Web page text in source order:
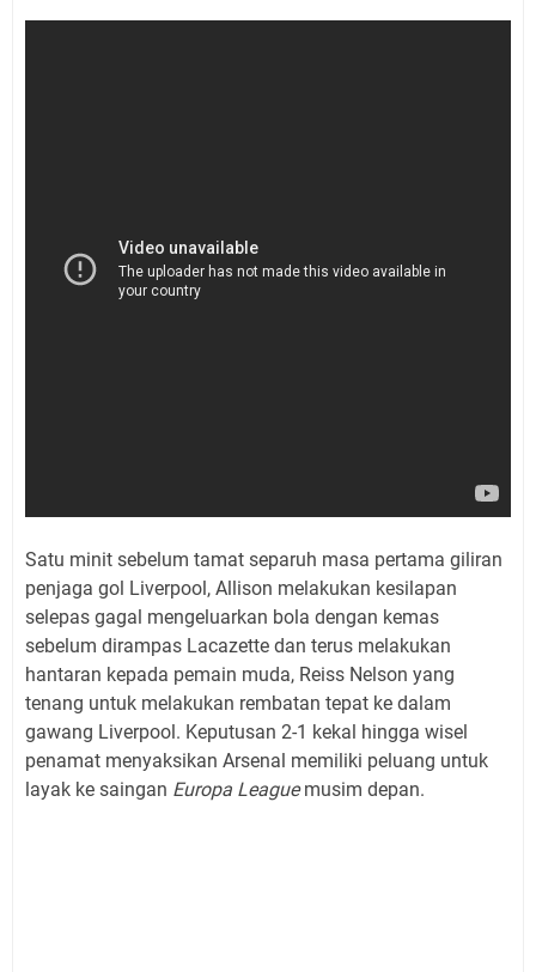
Satu minit sebelum tamat separuh masa pertama giliran
penjaga gol Liverpool, Allison melakukan kesilapan
selepas gagal mengeluarkan bola dengan kemas
sebelum dirampas Lacazette dan terus melakukan
hantaran kepada pemain muda, Reiss Nelson yang
tenang untuk melakukan rembatan tepat ke dalam
gawang Liverpool. Keputusan 2-1 kekal hingga wisel
penamat menyaksikan Arsenal memiliki peluang untuk
layak ke saingan Europa Leaguemusim depan.